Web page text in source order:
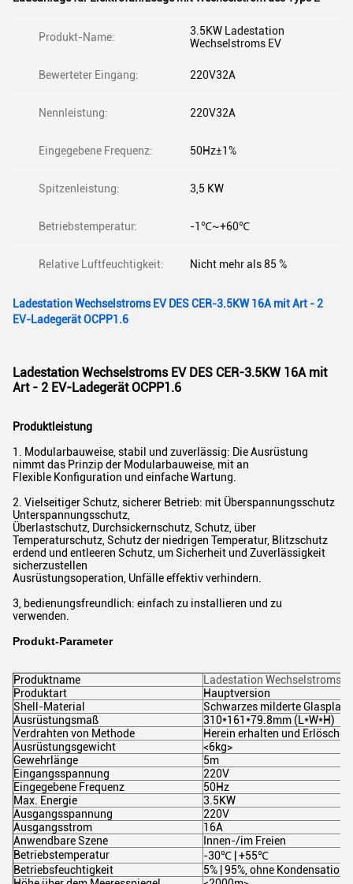
Produkt-Name:
3.5KW Ladestation
Wechselstroms EV
Bewerteter Eingang: 220V32A
Nennleistung: 220V32A
Eingegebene Frequenz: 50Hz±1%
Spitzenleistung: 3,5 KW
Betriebstemperatur: -1℃~+60℃
Relative Luftfeuchtigkeit: Nicht mehr als 85 %
Ladestation Wechselstroms EV DES CER-3.5KW 16A mit Art - 2
EV-Ladegerät OCPP1.6
Ladestation Wechselstroms EV DES CER-3.5KW 16A mit
Art - 2 EV-Ladegerät OCPP1.6
Produktleistung
1. Modularbauweise, stabil und zuverlässig: Die Ausrüstung
nimmt das Prinzip der Modularbauweise, mit an
Flexible Konfiguration und einfache Wartung.
2. Vielseitiger Schutz, sicherer Betrieb: mit Überspannungsschutz
Unterspannungsschutz,
Überlastschutz, Durchsickernschutz, Schutz, über
Temperaturschutz, Schutz der niedrigen Temperatur, Blitzschutz
erdend und entleeren Schutz, um Sicherheit und Zuverlässigkeit
sicherzustellen
Ausrüstungsoperation, Unfälle effektiv verhindern.
3, bedienungsfreundlich: einfach zu installieren und zu
verwenden.
Produkt-Parameter
Produktname
Ladestation Wechselstroms
Produktart
Hauptversion
Shell-Material
Schwarzes milderte
Ausrüstungsmaß
310*161*79.8mm (L*W*H)
Verdrahten von Methode
Herein erhalten und
Ausrüstungsgewicht
<6kg>
Gewehrlänge
5m
Eingangsspannung
220V
Eingegebene Frequenz
50Hz
Max. Energie
3.5KW
Ausgangsspannung
220V
Ausgangsstrom
16A
Anwendbare Szene
Innen-/im Freien
Betriebstemperatur
-30℃ | +55℃
Betriebsfeuchtigkeit
5% | 95%, ohne Kondensation